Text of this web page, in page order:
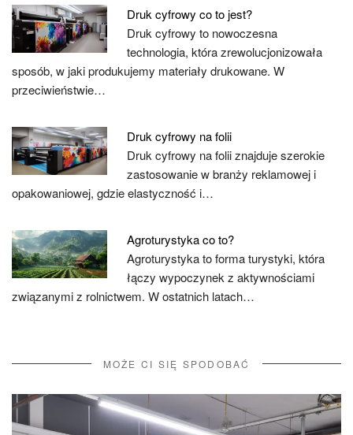
Druk cyfrowy co to jest?
Druk cyfrowy to nowoczesna
technologia, która zrewolucjonizowała
sposób, w jaki produkujemy materiały drukowane. W
przeciwieństwie…
Druk cyfrowy na folii
Druk cyfrowy na folii znajduje szerokie
zastosowanie w branży reklamowej i
opakowaniowej, gdzie elastyczność i…
Agroturystyka co to?
Agroturystyka to forma turystyki, która
łączy wypoczynek z aktywnościami
związanymi z rolnictwem. W ostatnich latach…
MOŻE CI SIĘ SPODOBAĆ